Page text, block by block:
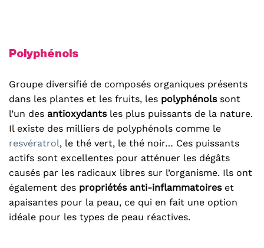
Polyphénols
Groupe diversifié de composés organiques présents
dans les plantes et les fruits, les polyphénolssont
l’un des antioxydantsles plus puissants de la nature.
Il existe des milliers de polyphénols comme le
resvératrol, le thé vert, le thé noir… Ces puissants
actifs sont excellentes pour atténuer les dégâts
causés par les radicaux libres sur l’organisme. Ils ont
également des propriétés anti-inflammatoireset
apaisantes pour la peau, ce qui en fait une option
idéale pour les types de peau réactives.